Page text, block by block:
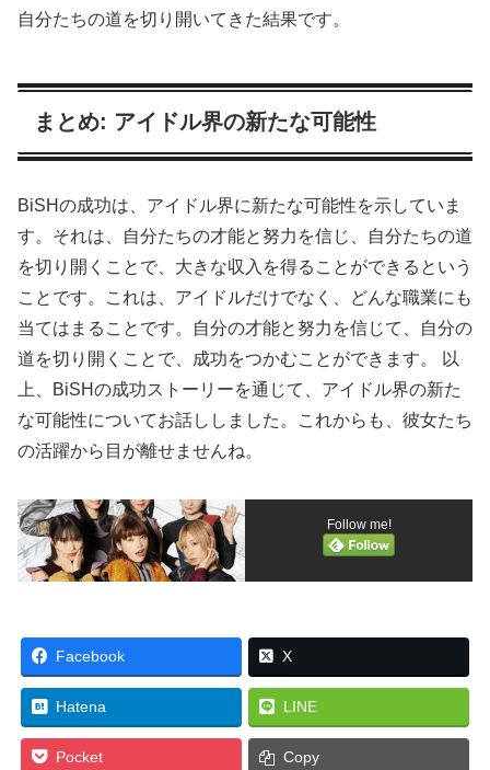
自分たちの道を切り開いてきた結果です。
まとめ: アイドル界の新たな可能性
BiSHの成功は、アイドル界に新たな可能性を示していま
す。それは、自分たちの才能と努力を信じ、自分たちの道
を切り開くことで、大きな収入を得ることができるという
ことです。これは、アイドルだけでなく、どんな職業にも
当てはまることです。自分の才能と努力を信じて、自分の
道を切り開くことで、成功をつかむことができます。 以
上、BiSHの成功ストーリーを通じて、アイドル界の新た
な可能性についてお話ししました。これからも、彼女たち
の活躍から目が離せませんね。
Follow me!
Facebook X
Hatena LINE
Pocket Copy